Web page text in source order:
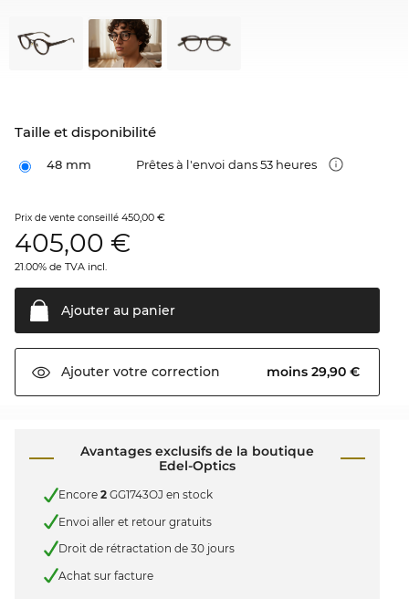
Taille et disponibilité
48 mm Prêtes à l'envoi dans 53 heures
Prix de vente conseillé 450,00 €
405,00 €
21.00% de TVA incl.
Ajouter au panier
Ajouter votre correction moins 29,90 €
Avantages exclusifs de la boutique
Edel-Optics
Encore 2 GG1743OJ en stock
Envoi aller et retour gratuits
Droit de rétractation de 30 jours
Achat sur facture